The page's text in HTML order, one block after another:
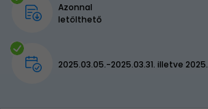
Azonnal
letölthető
2025.03.05.-2025.03.31. illetve